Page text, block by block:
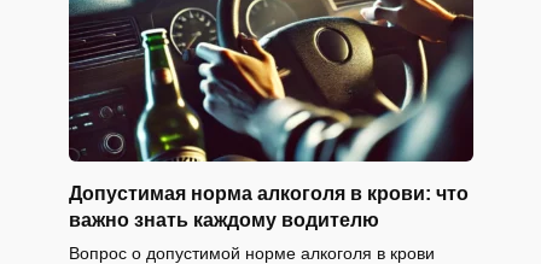
Допустимая норма алкоголя в крови: что
важно знать каждому водителю
Вопрос о допустимой норме алкоголя в крови